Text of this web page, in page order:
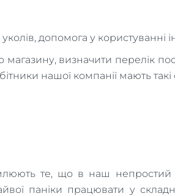
допомога у користуванні
визначити перелік
нашої компанії мають такі
те, що в наш непростий
паніки працювати у